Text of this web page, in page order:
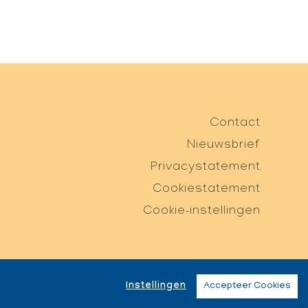
Contact
Nieuwsbrief
Privacystatement
Cookiestatement
Cookie-instellingen
Instellingen Accepteer Cookies